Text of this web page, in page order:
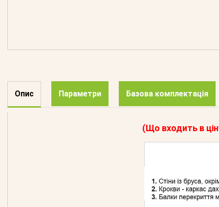
Опис Параметри Базова комплектація
(Що входить в